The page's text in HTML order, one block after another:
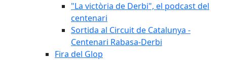
"La victòria de Derbi", el podcast del
centenari
Sortida al Circuit de Catalunya -
Centenari Rabasa-Derbi
Fira del Glop